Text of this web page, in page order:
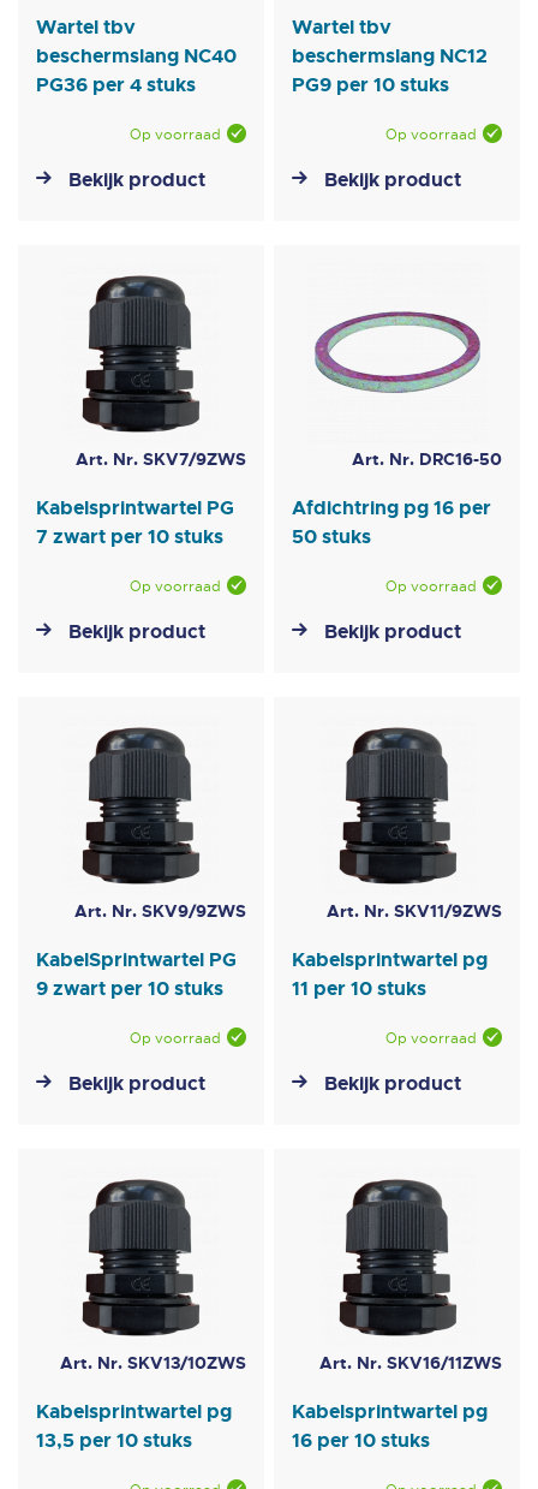
Wartel tbv
beschermslang NC40
PG36 per 4 stuks
Op voorraad
Bekijk product
Wartel tbv
beschermslang NC12
PG9 per 10 stuks
Op voorraad
Bekijk product
Art. Nr. SKV7/9ZWS
Kabelsprintwartel PG
7 zwart per 10 stuks
Op voorraad
Bekijk product
Art. Nr. DRC16-50
Afdichtring pg 16 per
50 stuks
Op voorraad
Bekijk product
Art. Nr. SKV9/9ZWS
KabelSprintwartel PG
9 zwart per 10 stuks
Op voorraad
Bekijk product
Art. Nr. SKV11/9ZWS
Kabelsprintwartel pg
11 per 10 stuks
Op voorraad
Bekijk product
Art. Nr. SKV13/10ZWS
Kabelsprintwartel pg
13,5 per 10 stuks
Art. Nr. SKV16/11ZWS
Kabelsprintwartel pg
16 per 10 stuks